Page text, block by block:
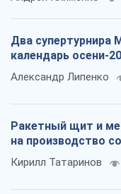
Два супертурнира
календарь осени-
Александр Липенко
Ракетный щит и
на производство
Кирилл Татаринов